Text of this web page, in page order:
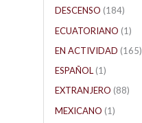
DESCENSO (184)
ECUATORIANO (1)
EN ACTIVIDAD (165)
ESPAÑOL (1)
EXTRANJERO (88)
MEXICANO (1)